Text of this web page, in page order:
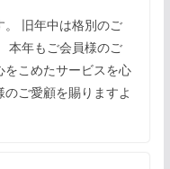
旧年中は格別のご
本年もご会員様のご
こめたサービスを心
ご愛顧を賜りますよ